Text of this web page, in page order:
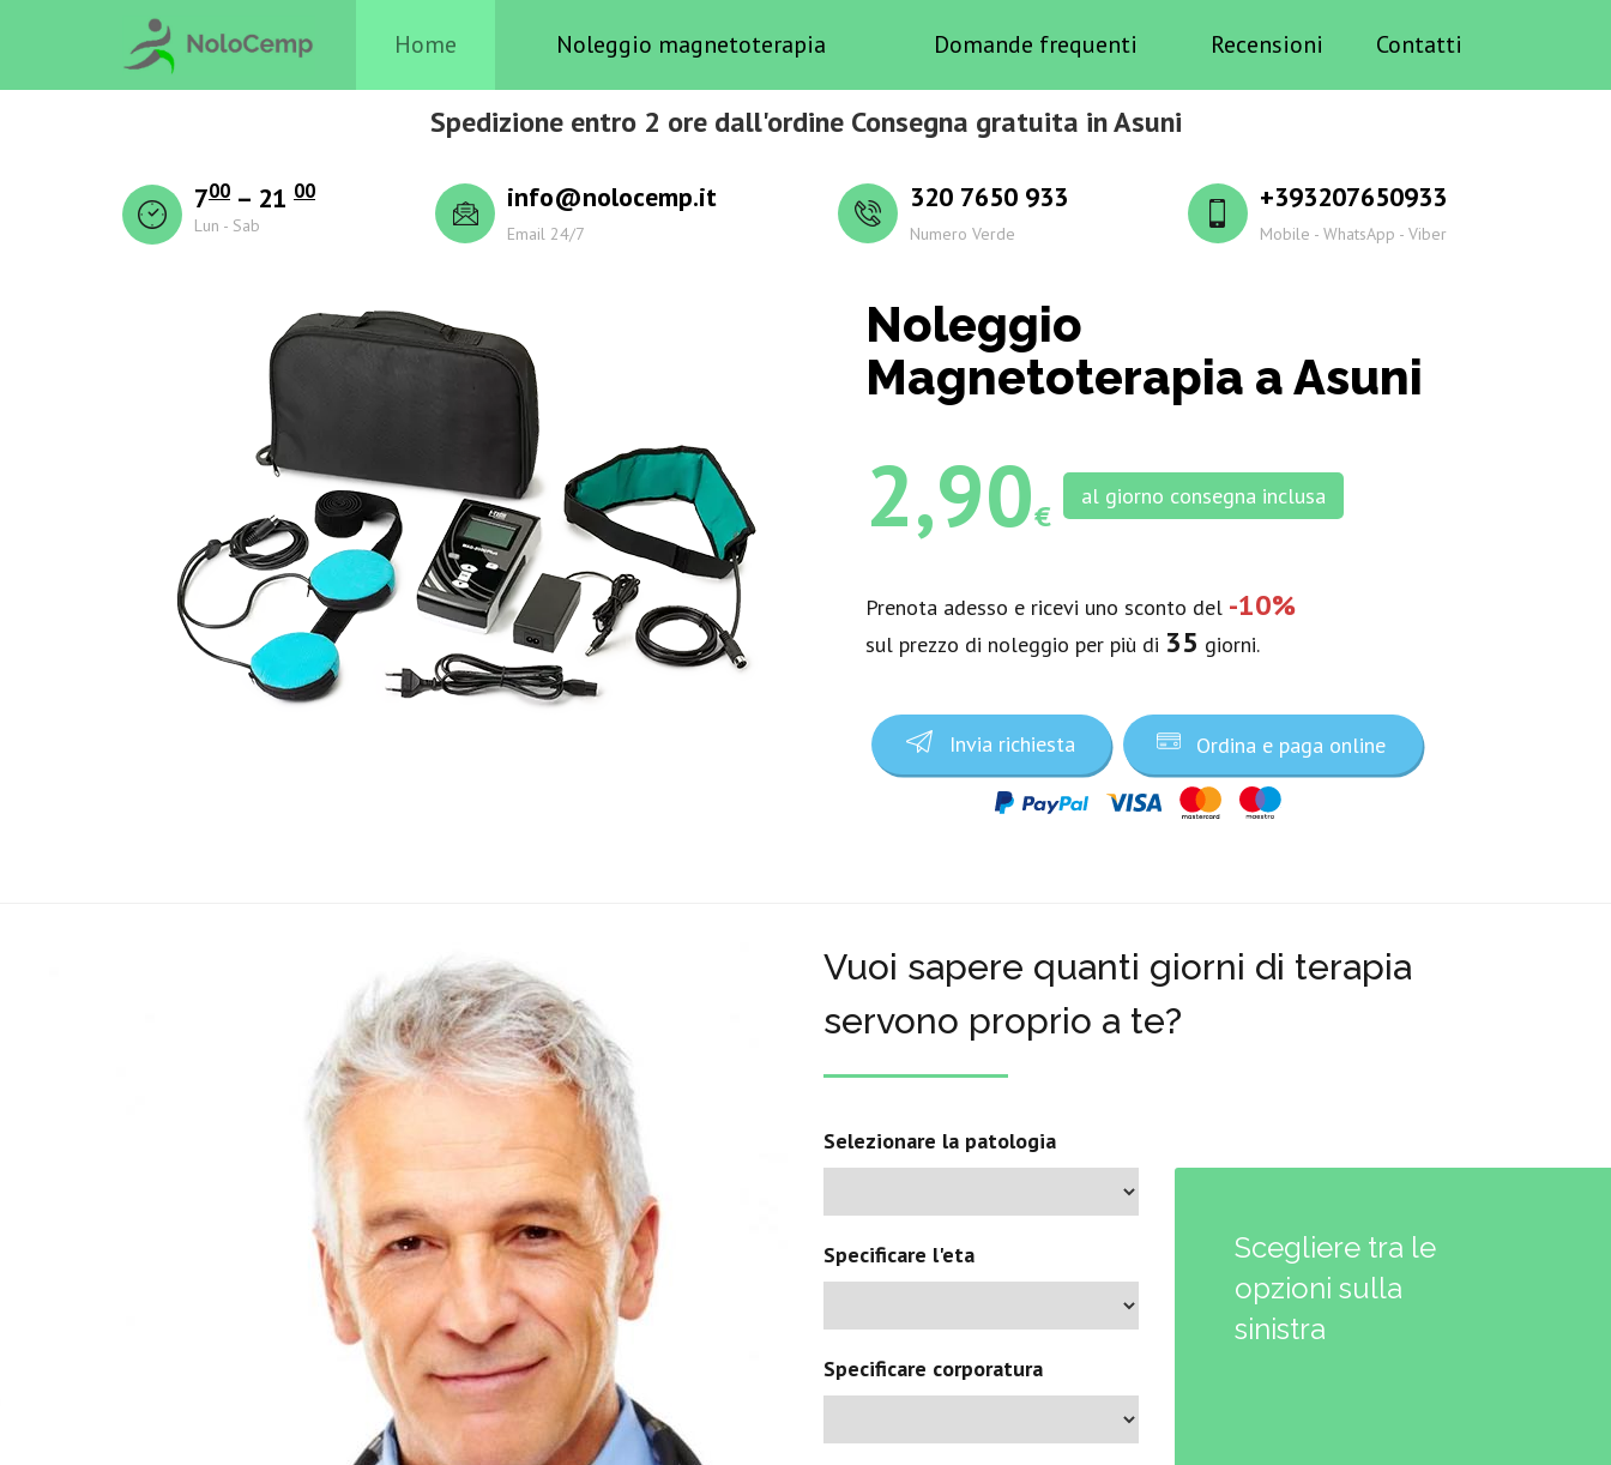
Home Noleggio magnetoterapia Domande frequenti Recensioni Contatti
Spedizione entro 2 ore dall'ordine Consegna gratuita in Asuni
700 – 21 00
Lun - Sab
info@nolocemp.it
Email 24/7
320 7650 933
Numero Verde
+393207650933
Mobile - WhatsApp - Viber
Noleggio
Magnetoterapia a Asuni
2,90€
al giorno consegna inclusa
Prenota adesso e ricevi uno sconto del -10%
sul prezzo di noleggio per più di 35 giorni.
Invia richiesta Ordina e paga online
Vuoi sapere quanti giorni di terapia
servono proprio a te?
Selezionare la patologia
Specificare l'eta
Specificare corporatura
Scegliere tra le
opzioni sulla
sinistra